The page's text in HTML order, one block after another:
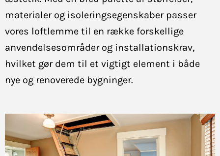
materialer og isoleringsegenskaber passer
vores loftlemme til en række forskellige
anvendelsesområder og installationskrav,
hvilket gør dem til et vigtigt element i både
nye og renoverede bygninger.